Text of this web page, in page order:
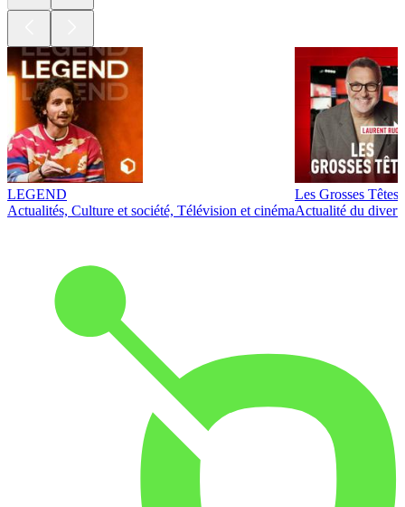
LEGEND
Actualités, Culture et société, Télévision et cinéma
Les Grosses Têtes
Actualité du